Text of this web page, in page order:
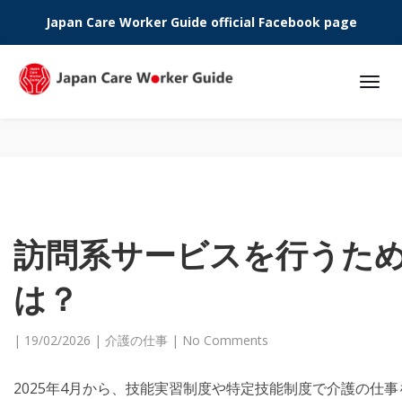
Phone:
Japan Care Worker Guide official Facebook page
訪問系サービスを行うた
は？
| 19/02/2026 | 介護の仕事 | No Comments
2025年4月から、技能実習制度や特定技能制度で介護の仕